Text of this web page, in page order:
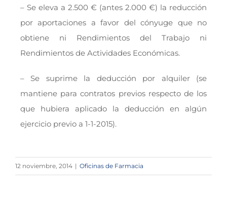
– Se eleva a 2.500 € (antes 2.000 €) la reducción
por aportaciones a favor del cónyuge que no
obtiene ni Rendimientos del Trabajo ni
Rendimientos de Actividades Económicas.
– Se suprime la deducción por alquiler (se
mantiene para contratos previos respecto de los
que hubiera aplicado la deducción en algún
ejercicio previo a 1-1-2015).
12 noviembre, 2014 | Oficinas de Farmacia